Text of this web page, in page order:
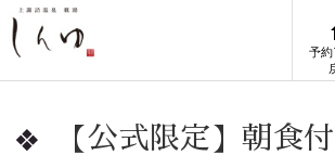
予
【公式限定】朝食